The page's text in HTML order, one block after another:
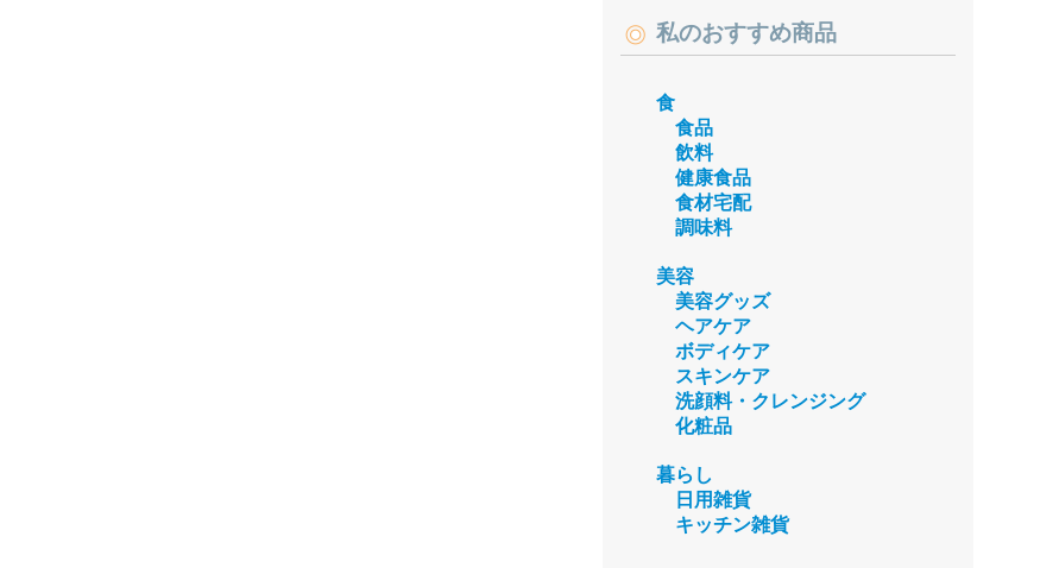
私のおすすめ商品
食
食品
飲料
健康食品
食材宅配
調味料
美容
美容グッズ
ヘアケア
ボディケア
スキンケア
洗顔料・クレンジング
化粧品
暮らし
日用雑貨
キッチン雑貨